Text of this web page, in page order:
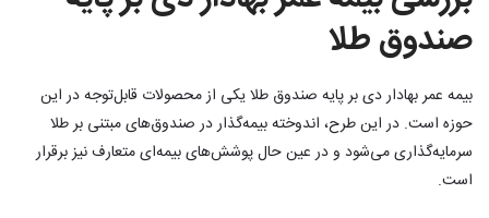
صندوق طلا
بیمه عمر بهادار دی بر پایه صندوق طلا یکی از محصولات قابل‌توجه در این
حوزه است. در این طرح، اندوخته بیمه‌گذار در صندوق‌های مبتنی بر طلا
سرمایه‌گذاری می‌شود و در عین حال پوشش‌های بیمه‌ای متعارف نیز برقرار
است.